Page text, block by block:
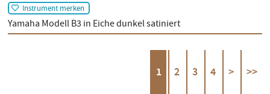
Instrument merken
Yamaha Modell B3 in Eiche dunkel satiniert
1 2 3 4 > >>